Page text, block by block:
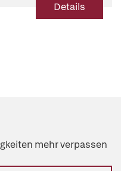
Details
mehr verpassen